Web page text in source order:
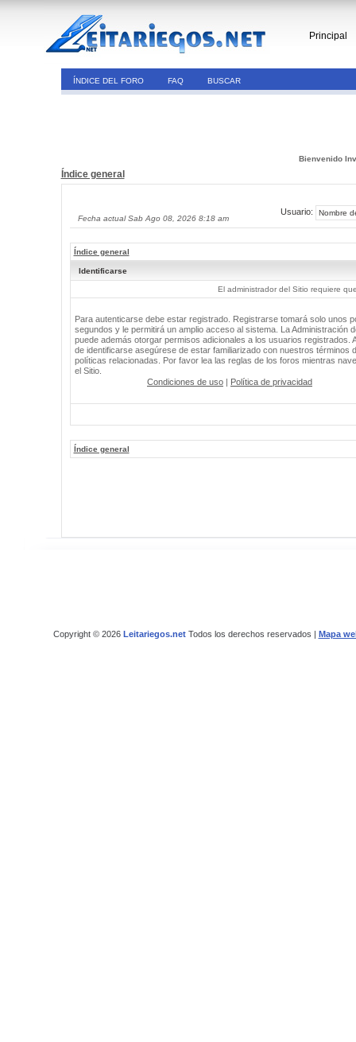
Principal
ÍNDICE DEL FORO FAQ BUSCAR
Bienvenido
Índice general
Fecha actual Sab Ago 08, 2026 8:18 am
Usuario:
Índice general
Identificarse
El administrador del Sitio requiere
Para autenticarse debe estar registrado. Registrarse tomará solo unos
segundos y le permitirá un amplio acceso al sistema. La Administración
puede además otorgar permisos adicionales a los usuarios registrados.
de identificarse asegúrese de estar familiarizado con nuestros términos
políticas relacionadas. Por favor lea las reglas de los foros mientras
el Sitio.
Condiciones de uso | Política de privacidad
Índice general
Copyright © 2026 Leitariegos.netTodos los derechos reservados | Mapa